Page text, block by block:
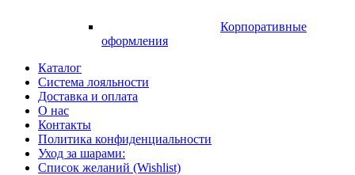
Корпоративные
оформления
Каталог
Система лояльности
Доставка и оплата
О нас
Контакты
Политика конфиденциальности
Уход за шарами:
Список желаний (Wishlist)